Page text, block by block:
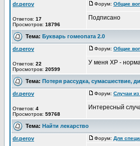
dr.perov
Ответов: 17
Просмотров: 18796
Форум: Общие
Подписано
Тема: Букварь гомеопата 2.0
dr.perov
Ответов: 22
Просмотров: 20599
Форум: Общие
У меня ХР -
Тема: Потеря рассудка, сумасшествие,
dr.perov
Ответов: 4
Просмотров: 59768
Форум: Случаи из
Интересный
Тема: Найти лекарство
dr.perov Форум: Для